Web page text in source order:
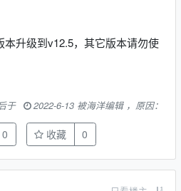
升级到v12.5，其它版本请勿使
于 2022-6-13 被海洋编辑 ，原因：
0 收藏 0